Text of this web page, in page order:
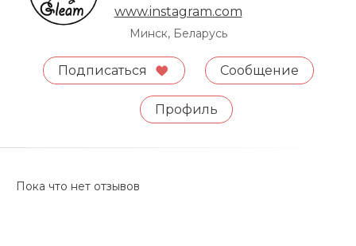
www.instagram.com
Минск, Беларусь
Подписаться Сообщение
Профиль
Пока что нет отзывов